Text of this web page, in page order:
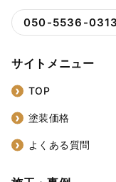
050-5536-0313
サイトメニュー
TOP
塗装価格
よくある質問